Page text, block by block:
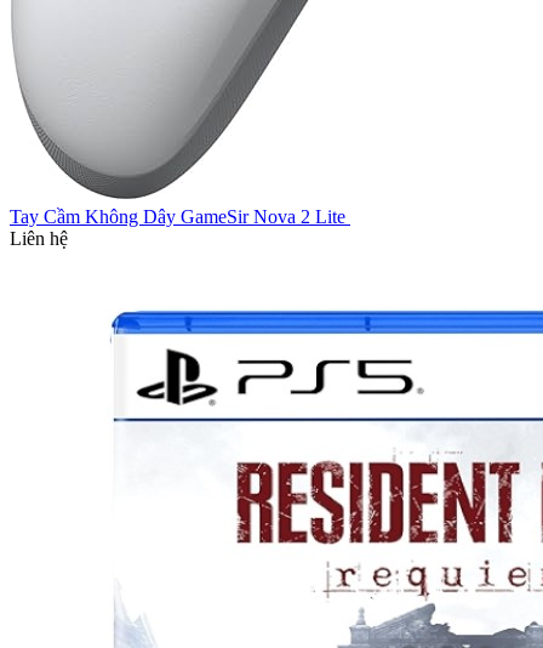
Tay Cầm Không Dây GameSir Nova 2 Lite
Liên hệ